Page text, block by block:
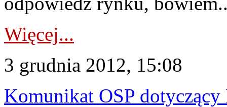
Więcej...
3 grudnia 2012, 15:08
Komunikat OSP